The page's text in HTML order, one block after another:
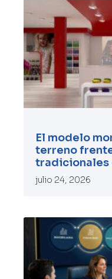
El modelo
terreno
tradicionales
julio 24, 2026